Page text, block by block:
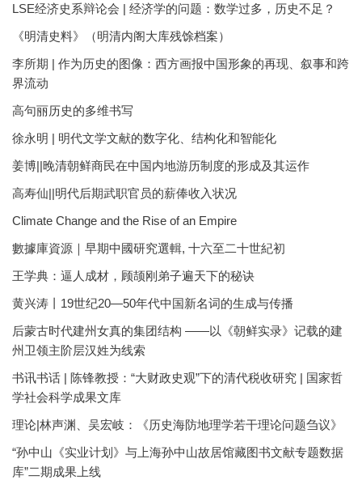
LSE经济史系辩论会 | 经济学的问题：数学过多，历史不足？
《明清史料》（明清内阁大库残馀档案）
李所期 | 作为历史的图像：西方画报中国形象的再现、叙事和跨
界流动
高句丽历史的多维书写
徐永明 | 明代文学文献的数字化、结构化和智能化
姜博||晚清朝鲜商民在中国内地游历制度的形成及其运作
高寿仙||明代后期武职官员的薪俸收入状况
Climate Change and the Rise of an Empire
數據庫資源｜早期中國研究選輯, 十六至二十世紀初
王学典：逼人成材，顾颉刚弟子遍天下的秘诀
黄兴涛丨19世纪20—50年代中国新名词的生成与传播
后蒙古时代建州女真的集团结构 ——以《朝鲜实录》记载的建
州卫领主阶层汉姓为线索
书讯书话 | 陈锋教授：“大财政史观”下的清代税收研究 | 国家哲
学社会科学成果文库
理论|林声渊、吴宏岐：《历史海防地理学若干理论问题刍议》
“孙中山《实业计划》与上海孙中山故居馆藏图书文献专题数据
库”二期成果上线